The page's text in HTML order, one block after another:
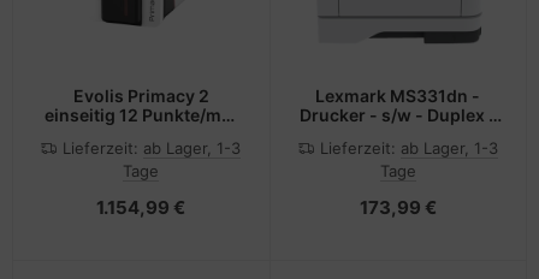
Evolis Primacy 2
einseitig 12 Punkte/mm
Lieferzeit: ab Lager, 1-3
Tage
1.154,99 €
Lexmark MS331dn -
Drucker - s/w - Duplex -
Lieferzeit: ab Lager, 1-3
Tage
173,99 €